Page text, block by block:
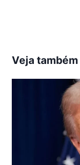
Veja também